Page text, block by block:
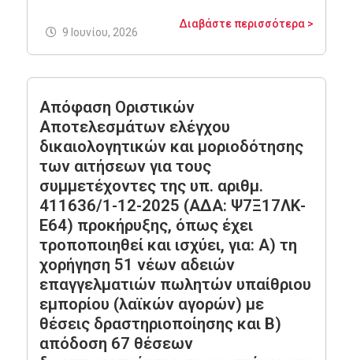
Διαβάστε περισσότερα >
9 Ιουνίου, 2026
Απόφαση Οριστικών
Αποτελεσμάτων ελέγχου
δικαιολογητικών και μοριοδότησης
των αιτήσεων για τους
συμμετέχοντες της υπ. αριθμ.
411636/1-12-2025 (ΑΔΑ: Ψ7Ξ17ΛΚ-
Ε64) προκήρυξης, όπως έχει
τροποποιηθεί και ισχύει, για: Α) τη
χορήγηση 51 νέων αδειών
επαγγελματιών πωλητών υπαίθριου
εμπορίου (λαϊκών αγορών) με
θέσεις δραστηριοποίησης και Β)
απόδοση 67 θέσεων